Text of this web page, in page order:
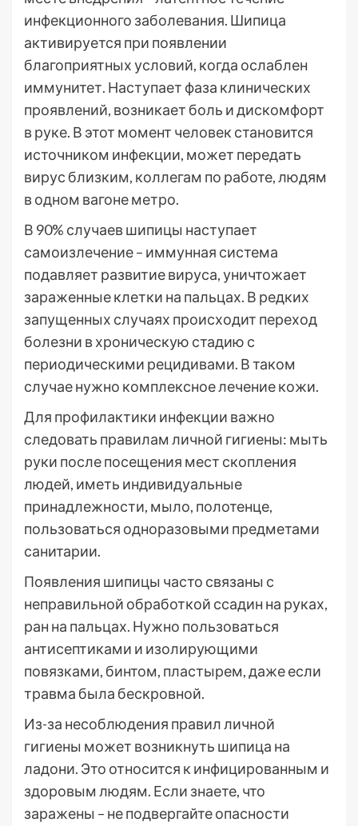
инфекционного заболевания. Шипица
активируется при появлении
благоприятных условий, когда ослаблен
иммунитет. Наступает фаза клинических
проявлений, возникает боль и дискомфорт
в руке. В этот момент человек становится
источником инфекции, может передать
вирус близким, коллегам по работе, людям
в одном вагоне метро.
В 90% случаев шипицы наступает
самоизлечение – иммунная система
подавляет развитие вируса, уничтожает
зараженные клетки на пальцах. В редких
запущенных случаях происходит переход
болезни в хроническую стадию с
периодическими рецидивами. В таком
случае нужно комплексное лечение кожи.
Для профилактики инфекции важно
следовать правилам личной гигиены: мыть
руки после посещения мест скопления
людей, иметь индивидуальные
принадлежности, мыло, полотенце,
пользоваться одноразовыми предметами
санитарии.
Появления шипицы часто связаны с
неправильной обработкой ссадин на руках,
ран на пальцах. Нужно пользоваться
антисептиками и изолирующими
повязками, бинтом, пластырем, даже если
травма была бескровной.
Из-за несоблюдения правил личной
гигиены может возникнуть шипица на
ладони. Это относится к инфицированным и
здоровым людям. Если знаете, что
заражены – не подвергайте опасности